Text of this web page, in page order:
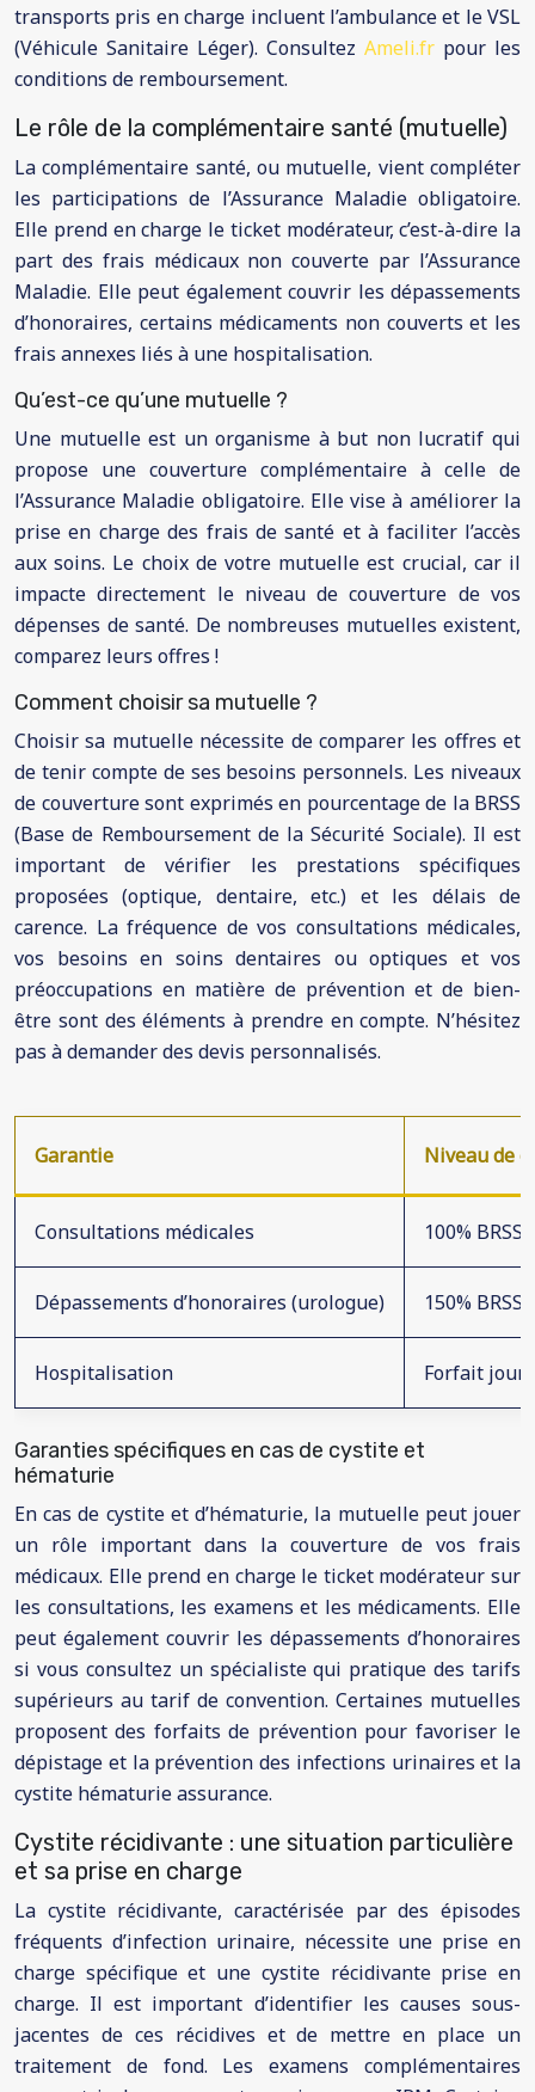
transports pris en charge incluent l’ambulance et le VSL
(Véhicule Sanitaire Léger). Consultez Ameli.fr pour les
conditions de remboursement.
Le rôle de la complémentaire santé (mutuelle)
La complémentaire santé, ou mutuelle, vient compléter
les participations de l’Assurance Maladie obligatoire.
Elle prend en charge le ticket modérateur, c’est-à-dire la
part des frais médicaux non couverte par l’Assurance
Maladie. Elle peut également couvrir les dépassements
d’honoraires, certains médicaments non couverts et les
frais annexes liés à une hospitalisation.
Qu’est-ce qu’une mutuelle ?
Une mutuelle est un organisme à but non lucratif qui
propose une couverture complémentaire à celle de
l’Assurance Maladie obligatoire. Elle vise à améliorer la
prise en charge des frais de santé et à faciliter l’accès
aux soins. Le choix de votre mutuelle est crucial, car il
impacte directement le niveau de couverture de vos
dépenses de santé. De nombreuses mutuelles existent,
comparez leurs offres !
Comment choisir sa mutuelle ?
Choisir sa mutuelle nécessite de comparer les offres et
de tenir compte de ses besoins personnels. Les niveaux
de couverture sont exprimés en pourcentage de la BRSS
(Base de Remboursement de la Sécurité Sociale). Il est
important de vérifier les prestations spécifiques
proposées (optique, dentaire, etc.) et les délais de
carence. La fréquence de vos consultations médicales,
vos besoins en soins dentaires ou optiques et vos
préoccupations en matière de prévention et de bien-
être sont des éléments à prendre en compte. N’hésitez
pas à demander des devis personnalisés.
Garantie Niveau de
Consultations médicales 100% BRSS
Dépassements d’honoraires (urologue) 150% BRSS
Hospitalisation Forfait
Garanties spécifiques en cas de cystite et
hématurie
En cas de cystite et d’hématurie, la mutuelle peut jouer
un rôle important dans la couverture de vos frais
médicaux. Elle prend en charge le ticket modérateur sur
les consultations, les examens et les médicaments. Elle
peut également couvrir les dépassements d’honoraires
si vous consultez un spécialiste qui pratique des tarifs
supérieurs au tarif de convention. Certaines mutuelles
proposent des forfaits de prévention pour favoriser le
dépistage et la prévention des infections urinaires et la
cystite hématurie assurance.
Cystite récidivante : une situation particulière
et sa prise en charge
La cystite récidivante, caractérisée par des épisodes
fréquents d’infection urinaire, nécessite une prise en
charge spécifique et une cystite récidivante prise en
charge. Il est important d’identifier les causes sous-
jacentes de ces récidives et de mettre en place un
traitement de fond. Les examens complémentaires